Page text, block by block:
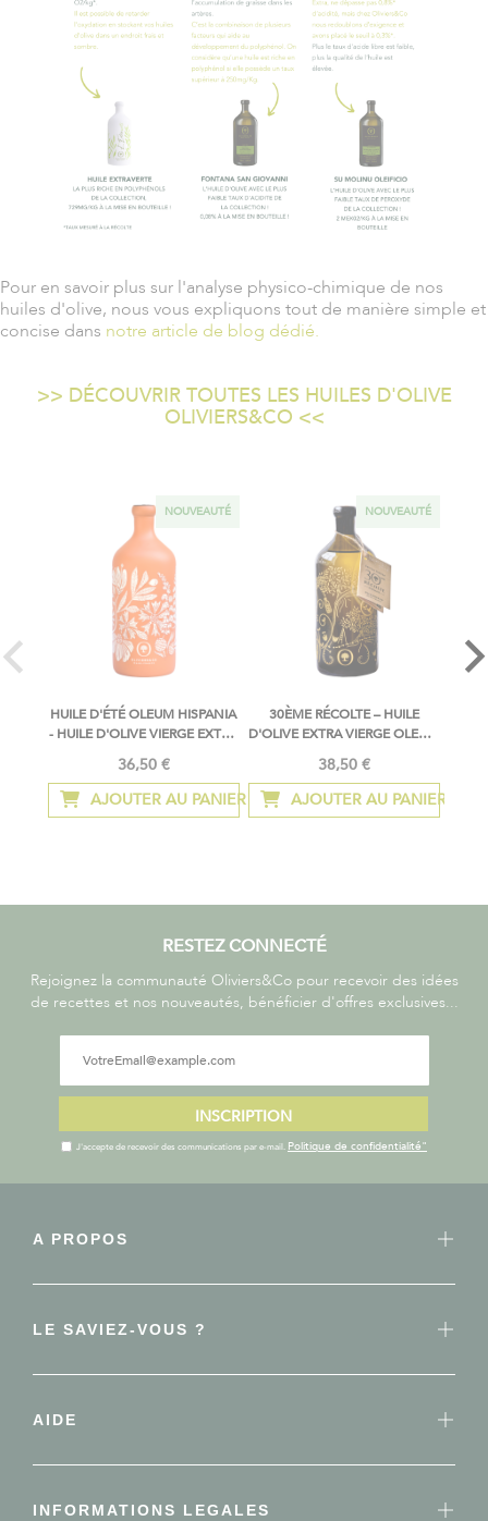
Pour en savoir plus sur l'analyse physico-chimique de nos
huiles d'olive, nous vous expliquons tout de manière simple et
concise dans notre article de blog dédié.
>> DÉCOUVRIR TOUTES LES HUILES D'OLIVE
OLIVIERS&CO <<
NOUVEAUTÉ
HUILE D'ÉTÉ OLEUM HISPANIA
- HUILE D'OLIVE VIERGE EXTRA
36,50 €
AJOUTER AU PANIER
COMPARATEUR
NOUVEAUTÉ
30ÈME RÉCOLTE – HUILE
D'OLIVE EXTRA VIERGE OLEUM
38,50 €
AJOUTER AU PANIER
RESTEZ CONNECTÉ
Rejoignez la communauté Oliviers&Co pour recevoir des idées
de recettes et nos nouveautés, bénéficier d'offres exclusives...
INSCRIPTION
J'accepte de recevoir des communications par e-mail. Politique de confidentialité"
A PROPOS
LE SAVIEZ-VOUS ?
AIDE
INFORMATIONS LEGALES